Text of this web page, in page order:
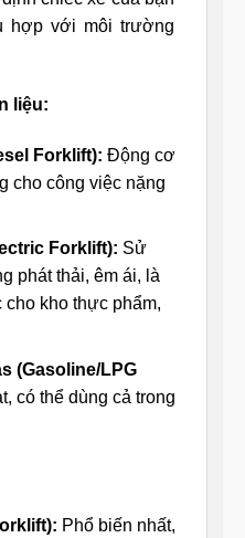
hợp với môi trường
liệu:
Forklift): Động cơ
cho công việc nặng
Forklift): Sử
phát thải, êm ái, là
cho kho thực phẩm,
(Gasoline/LPG
có thể dùng cả trong
Phổ biến nhất,